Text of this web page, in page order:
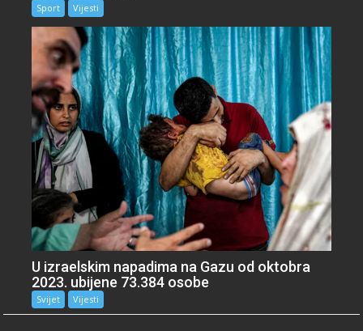
Sport Vijesti
U izraelskim napadima na Gazu od oktobra
2023. ubijene 73.384 osobe
Svijet Vijesti